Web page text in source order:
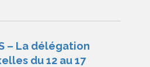
– La délégation
du 12 au 17